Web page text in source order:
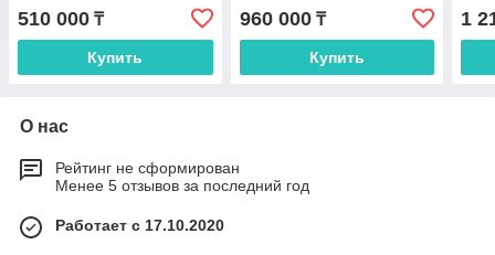
510 000 ₸
Купить
960 000₸
Купить
1
О нас
Рейтинг не сформирован
Менее 5 отзывов за последний год
Работает с 17.10.2020